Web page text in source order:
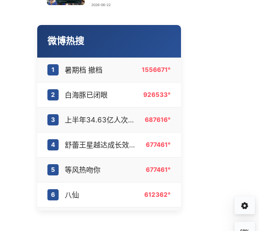
16 2026-06-22
微博热搜
1 暑期档 撤档 1556671°
2 白海豚已闭眼 926533°
3 上半年34.63亿人次出游 687616°
4 舒蕾王星越达成长效合作 677461°
5 等风热吻你 677461°
6 八仙 612362°